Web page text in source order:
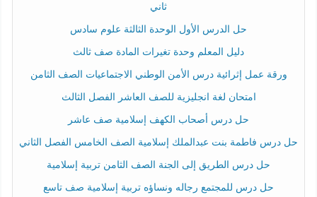
ثاني
حل الدرس الأول الوحدة الثالثة علوم سادس
دليل المعلم وحدة تغيرات المادة صف ثالث
ورقة عمل إثرائية درس الأمن الوطني الاجتماعيات الصف الثامن
امتحان لغة انجليزية للصف العاشر الفصل الثالث
حل درس أصحاب الكهف إسلامية صف عاشر
حل درس فاطمة بنت عبدالملك إسلامية الصف الخامس الفصل الثاني
حل درس الطريق إلى الجنة الصف الثامن تربية إسلامية
حل درس للمجتمع رجاله ونساؤه تربية إسلامية صف تاسع